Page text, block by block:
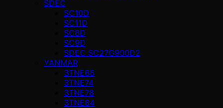
SDEC
SC10D
SC11D
SC8D
SC9D
SDEC SC27G900D2
YANMAR
3TNE68
3TNE74
3TNE78
3TNE84